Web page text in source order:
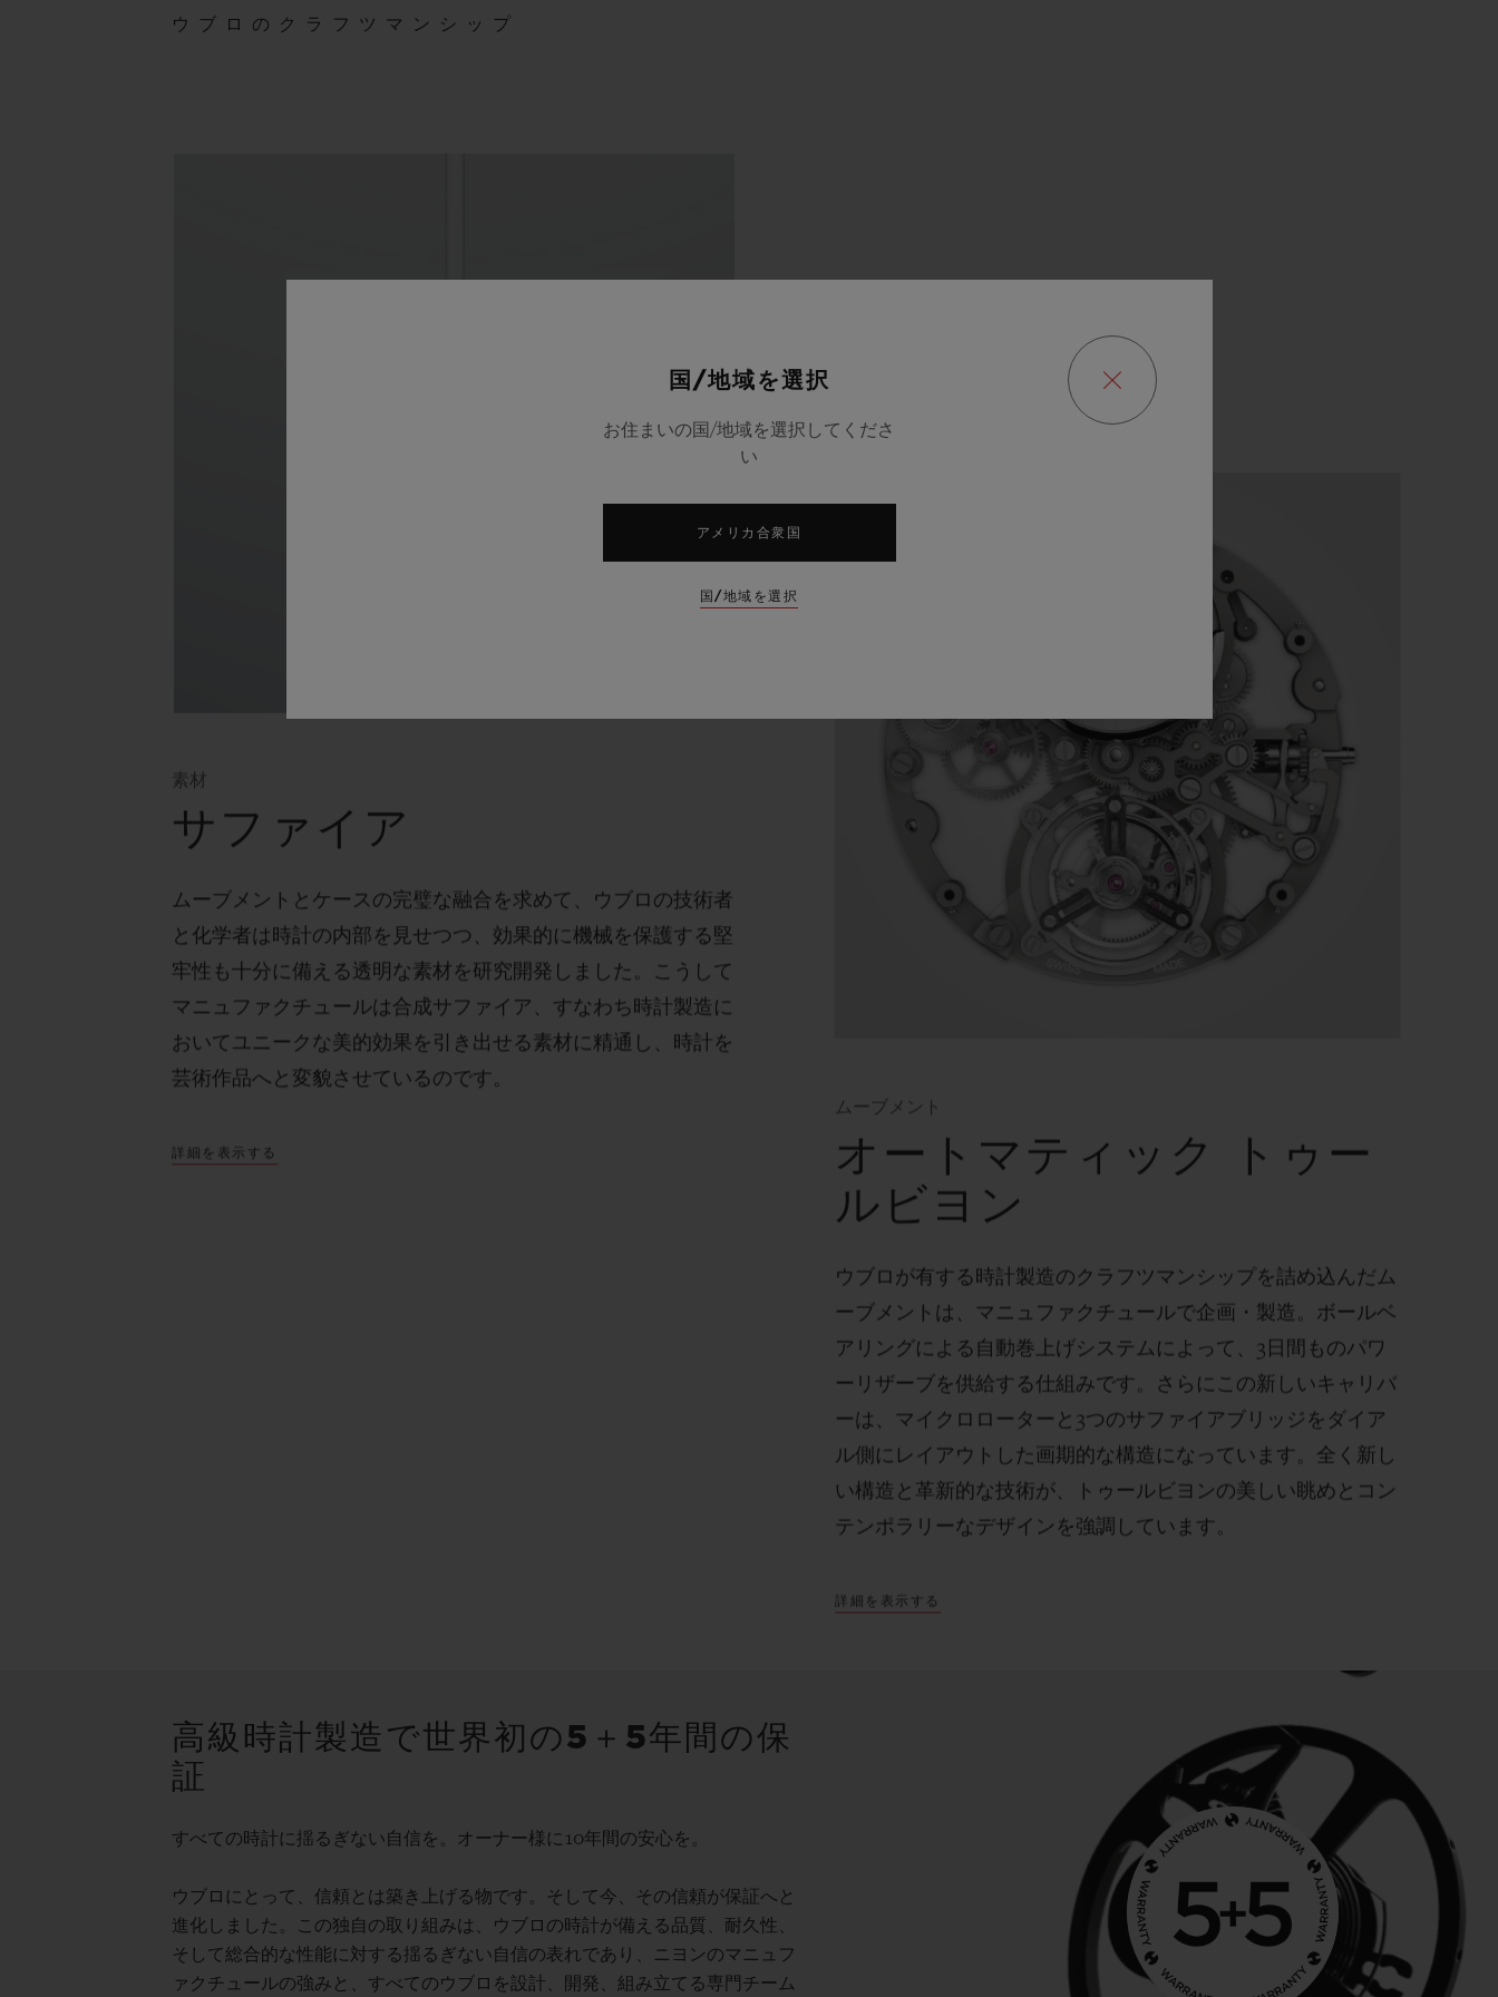
ウブロのクラフツマンシップ
素材
サファイア
ムーブメントとケースの完璧な融合を求めて、ウブロの技術者
と化学者は時計の内部を見せつつ、効果的に機械を保護する堅
牢性も十分に備える透明な素材を研究開発しました。こうして
マニュファクチュールは合成サファイア、すなわち時計製造に
おいてユニークな美的効果を引き出せる素材に精通し、時計を
芸術作品へと変貌させているのです。
詳細を表示する
ムーブメント
オートマティック トゥー
ルビヨン
ウブロが有する時計製造のクラフツマンシップを詰め込んだム
ーブメントは、マニュファクチュールで企画・製造。ボールベ
アリングによる自動巻上げシステムによって、 3 日間ものパワ
ーリザーブを供給する仕組みです。さらにこの新しいキャリバ
ーは、マイクロローターと 3つのサファイアブリッジをダイア
ル側にレイアウトした画期的な構造になっています。全く新し
い構造と革新的な技術が、トゥールビヨンの美しい眺めとコン
テンポラリーなデザインを強調しています。
詳細を表示する
高級時計製造で世界初の5＋5年間の保
証
すべての時計に揺るぎない自信を。オーナー様に10年間の安心を。
ウブロにとって、信頼とは築き上げる物です。そして今、その信頼が保証へと
進化しました。この独自の取り組みは、ウブロの時計が備える品質、耐久性、
そして総合的な性能に対する揺るぎない自信の表れであり、ニヨンのマニュフ
ァクチュールの強みと、すべてのウブロを設計、開発、組み立てる専門チーム
国/地域を選択
お住まいの国/地域を選択してくださ
い
アメリカ合衆国
国/地域を選択